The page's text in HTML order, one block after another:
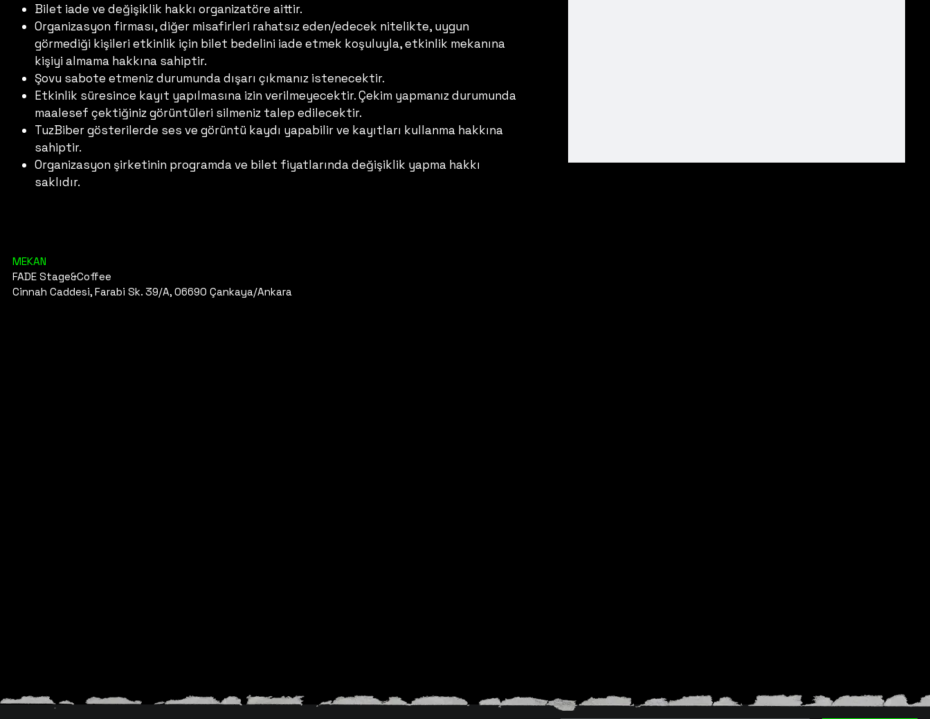
Bilet iade ve değişiklik hakkı organizatöre aittir.
Organizasyon firması, diğer misafirleri rahatsız eden/edecek nitelikte, uygun
görmediği kişileri etkinlik için bilet bedelini iade etmek koşuluyla, etkinlik mekanına
kişiyi almama hakkına sahiptir.
Şovu sabote etmeniz durumunda dışarı çıkmanız istenecektir.
Etkinlik süresince kayıt yapılmasına izin verilmeyecektir. Çekim yapmanız durumunda
maalesef çektiğiniz görüntüleri silmeniz talep edilecektir.
TuzBiber gösterilerde ses ve görüntü kaydı yapabilir ve kayıtları kullanma hakkına
sahiptir.
Organizasyon şirketinin programda ve bilet fiyatlarında değişiklik yapma hakkı
saklıdır.
MEKAN
FADE Stage&Coffee
Cinnah Caddesi, Farabi Sk. 39/A, 06690 Çankaya/Ankara